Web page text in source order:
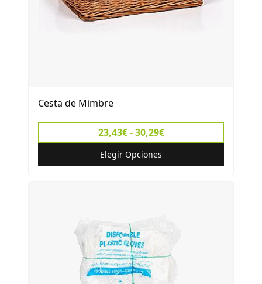
Cesta de Mimbre
23,43€ - 30,29€
Elegir Opciones